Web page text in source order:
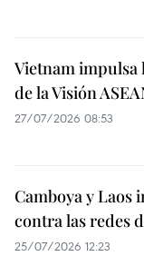
Vietnam
de la Visión
27/07/2026 08:53
Camboya y Laos
contra las redes
25/07/2026 12:23